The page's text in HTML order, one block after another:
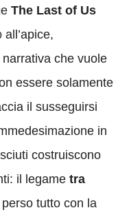
The Last of Us
che vuole
essere solamente
il susseguirsi
in
costruiscono
il legame tra
perso tutto con la